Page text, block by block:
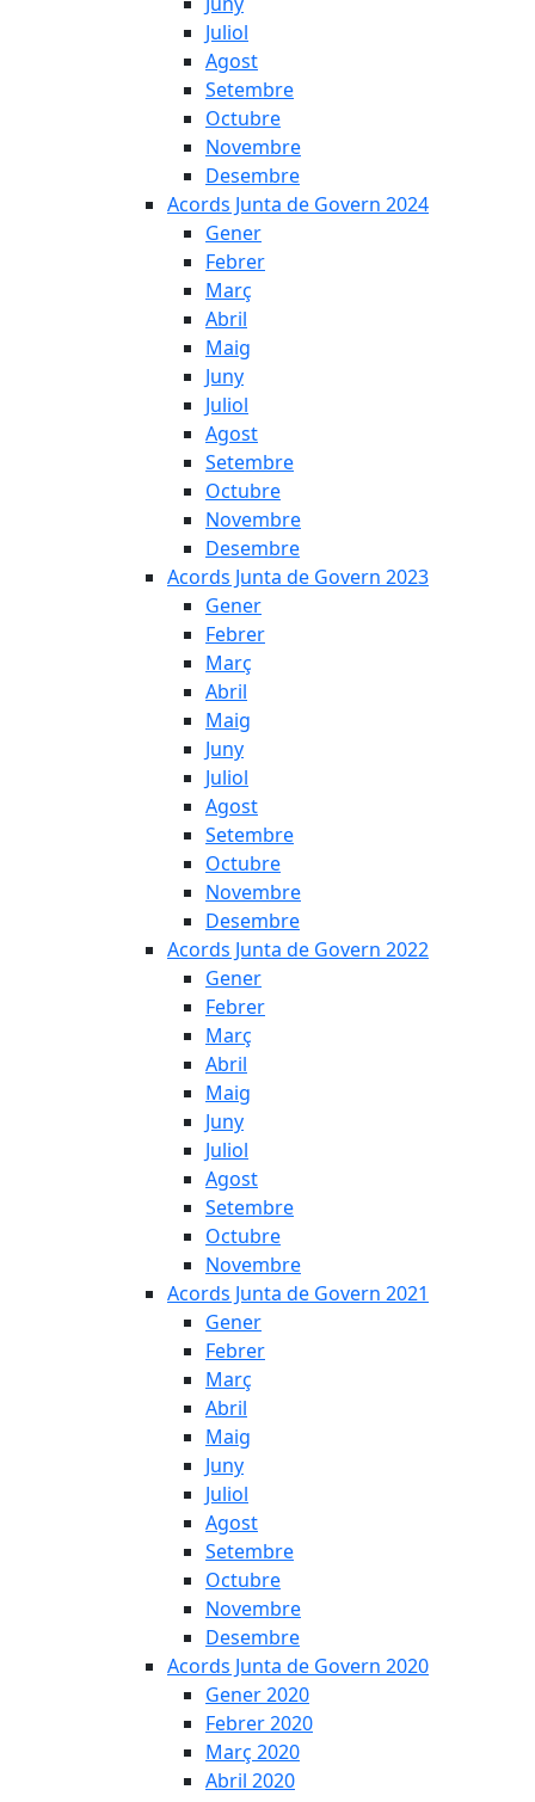
Juliol
Agost
Setembre
Octubre
Novembre
Desembre
Acords Junta de Govern 2024
Gener
Febrer
Març
Abril
Maig
Juny
Juliol
Agost
Setembre
Octubre
Novembre
Desembre
Acords Junta de Govern 2023
Gener
Febrer
Març
Abril
Maig
Juny
Juliol
Agost
Setembre
Octubre
Novembre
Desembre
Acords Junta de Govern 2022
Gener
Febrer
Març
Abril
Maig
Juny
Juliol
Agost
Setembre
Octubre
Novembre
Acords Junta de Govern 2021
Gener
Febrer
Març
Abril
Maig
Juny
Juliol
Agost
Setembre
Octubre
Novembre
Desembre
Acords Junta de Govern 2020
Gener 2020
Febrer 2020
Març 2020
Abril 2020